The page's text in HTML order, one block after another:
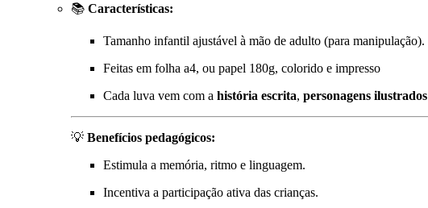
📚 Características:
Tamanho infantil ajustável à mão de adulto (para manipulação).
Feitas em folha a4, ou papel 180g, colorido e impresso
Cada luva vem com a história escrita, personagens ilustrados
💡 Benefícios pedagógicos:
Estimula a memória, ritmo e linguagem.
Incentiva a participação ativa das crianças.